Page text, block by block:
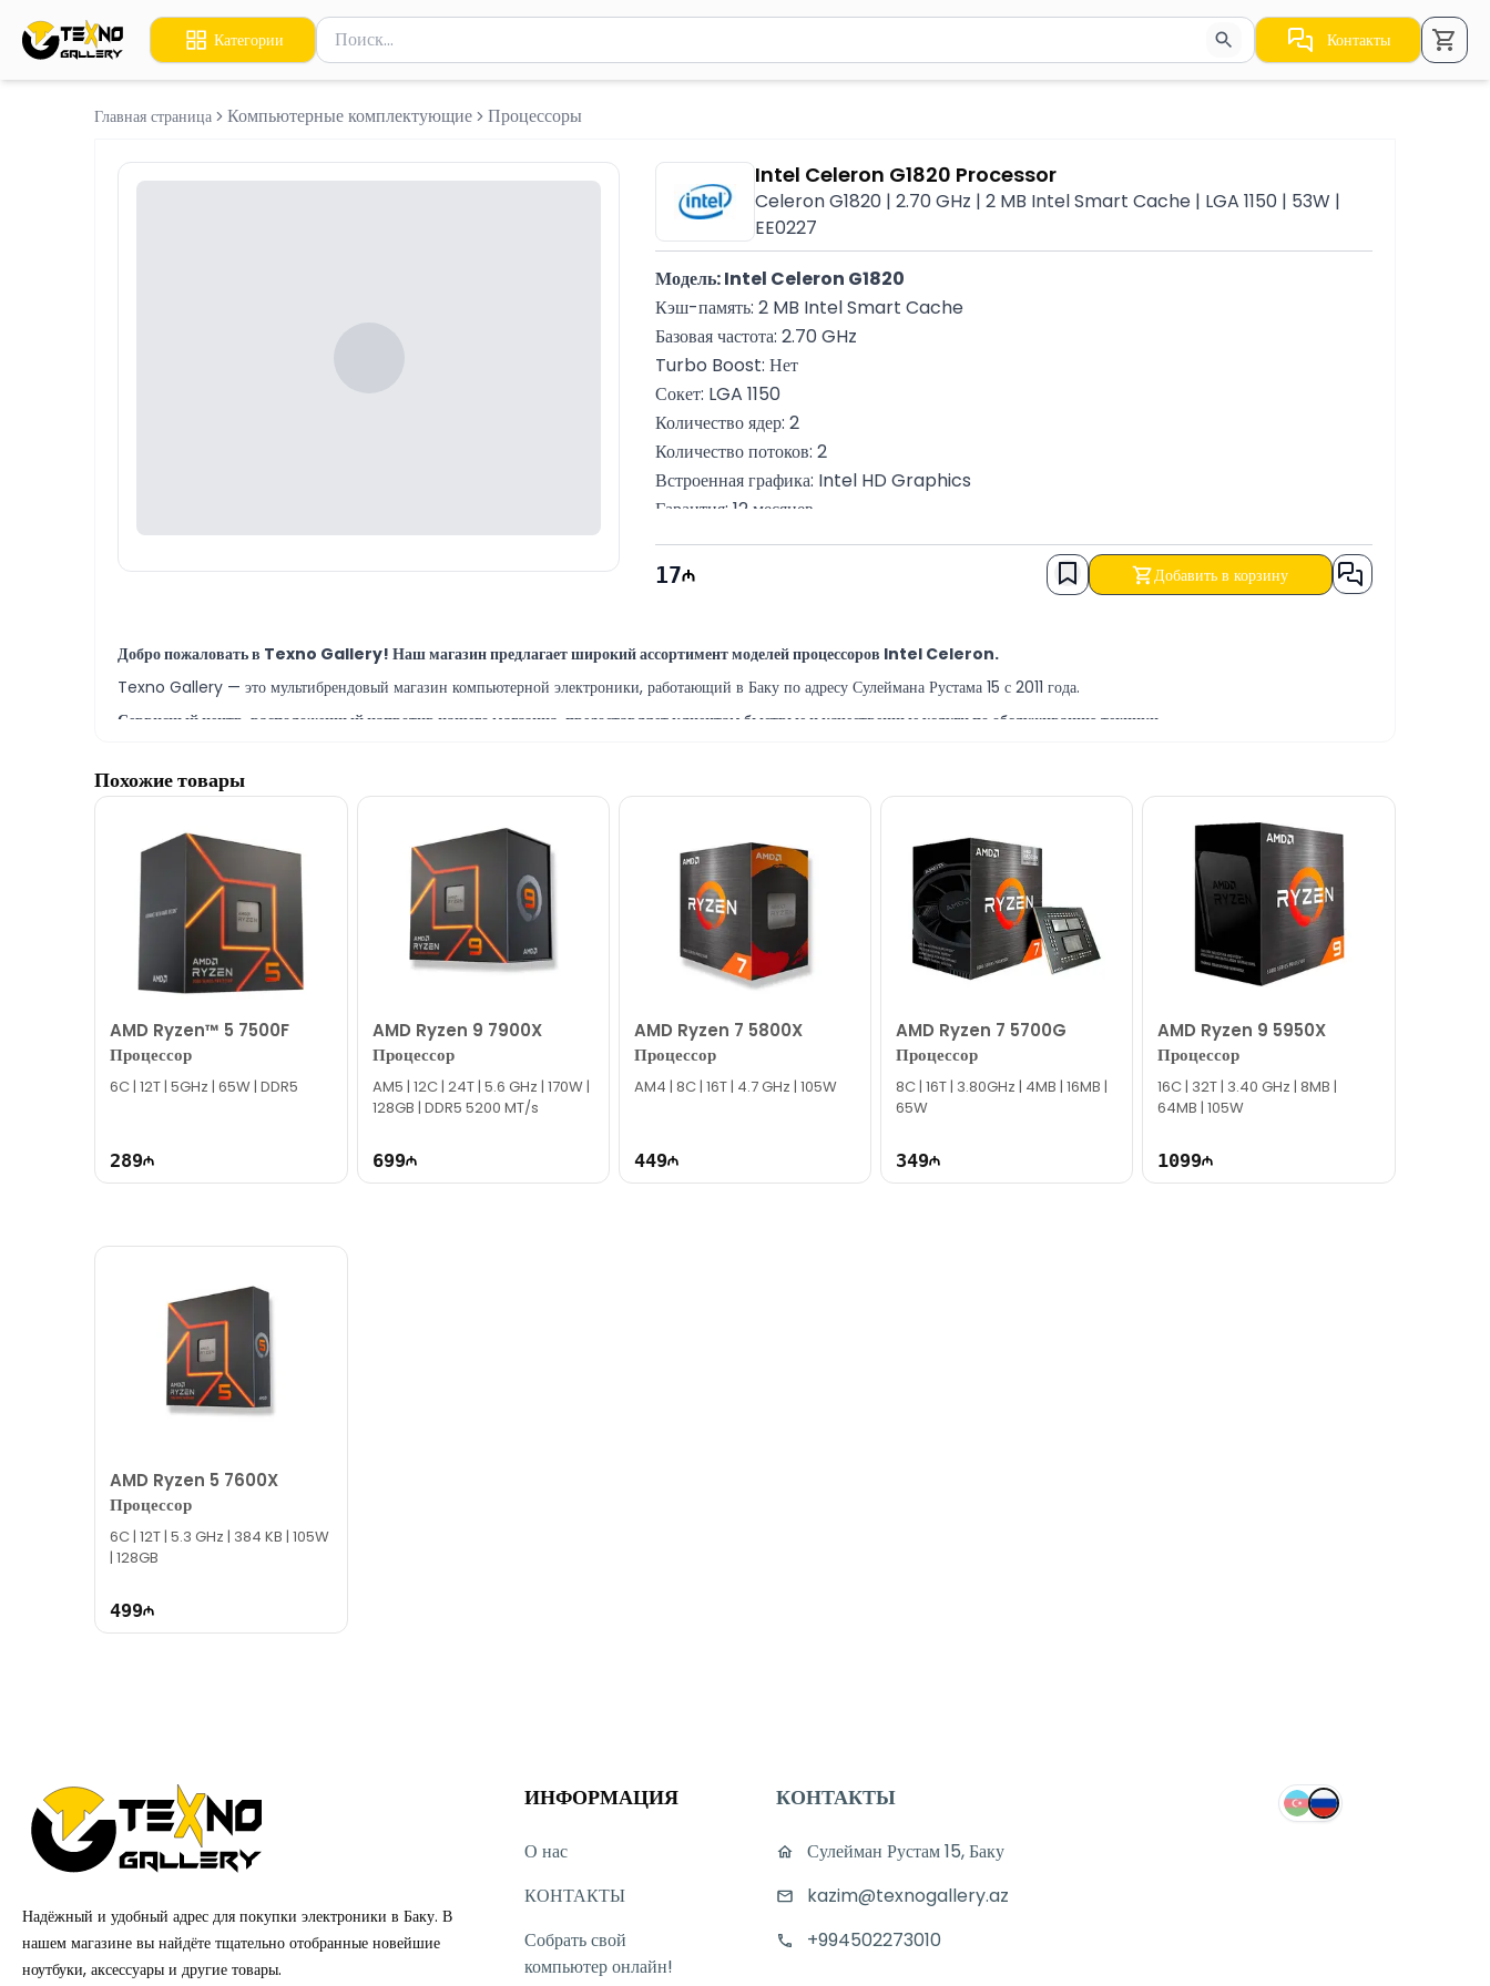
Категории
Поиск товаров
Введите минимум 2 символа для поиска. Нажмите Enter для отправки или используйте стрелки для навигации по результатам.
Контакты
Главная страница Компьютерные комплектующие Процессоры
Intel Celeron G1820 Processor
Celeron G1820 | 2.70 GHz | 2 MB Intel Smart Cache | LGA 1150 | 53W |
EE0227
Модель: Intel Celeron G1820
Кэш-память: 2 MB Intel Smart Cache
Базовая частота: 2.70 GHz
Turbo Boost: Нет
Сокет: LGA 1150
Количество ядер: 2
Количество потоков: 2
Встроенная графика: Intel HD Graphics
Гарантия: 12 месяцев
17 Добавить в корзину
Добро пожаловать в Texno Gallery! Наш магазин предлагает широкий ассортимент моделей процессоров Intel Celeron.
Texno Gallery — это мультибрендовый магазин компьютерной электроники, работающий в Баку по адресу Сулеймана Рустама 15 с 2011 года.
Сервисный центр, расположенный напротив нашего магазина, предоставляет клиентам быстрые и качественные услуги по обслуживанию техники.
Модель Celeron G1820 | 2.70 GHz | 2 MB Intel Smart Cache | LGA 1150 | 53W | EE0227 вы можете приобрести в Баку по выгодной цене за НАЛИЧНЫЙ РАСЧЁТ,
Наш адрес находится в 150 метрах от торгового центра 28 Mall.
Если у вас возникнут вопросы как по моделям процессоров Intel Celeron, так и по другой продукции известных брендов, вы можете связаться с нами через наш сайт.
Если вам необходима помощь в выборе, наши опытные специалисты готовы помочь ежедневно с 10:00 до 19:00.
Мы всегда готовы ответить на все ваши вопросы, связанные с моделью Celeron G1820 | 2.70 GHz | 2 MB Intel Smart Cache | LGA 1150 | 53W | EE0227, через онлайн-
службу поддержки на нашем сайте.
Благодарим вас за проявленный интерес к нашей компании!
Похожие товары
AMD Ryzen™ 5 7500F
Процессор
6C | 12T | 5GHz | 65W | DDR5
289
AMD Ryzen 9 7900X
Процессор
AM5 | 12C | 24T | 5.6 GHz | 170W |
128GB | DDR5 5200 MT/s
699
AMD Ryzen 7 5800X
Процессор
AM4 | 8C | 16T | 4.7 GHz | 105W
449
AMD Ryzen 7 5700G
Процессор
8C | 16T | 3.80GHz | 4MB | 16MB |
65W
349
AMD Ryzen 9 5950X
Процессор
16C | 32T | 3.40 GHz | 8MB |
64MB | 105W
1099
AMD Ryzen 5 7600X
Процессор
6C | 12T | 5.3 GHz | 384 KB | 105W
| 128GB
499
Надёжный и удобный адрес для покупки электроники в Баку. В
нашем магазине вы найдёте тщательно отобранные новейшие
ноутбуки, аксессуары и другие товары.
ИНФОРМАЦИЯ
О нас
КОНТАКТЫ
Собрать свой
компьютер онлайн!
КОНТАКТЫ
Сулейман Рустам 15, Баку
kazim@texnogallery.az
+994502273010